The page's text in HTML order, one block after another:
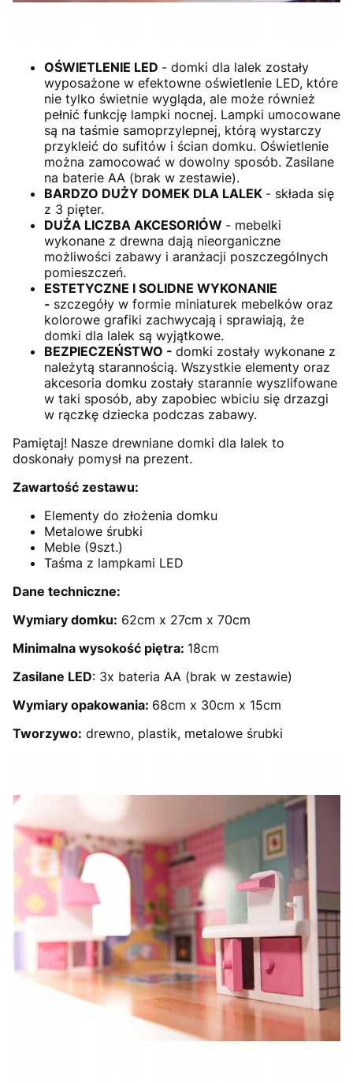
OŚWIETLENIE LED - domki dla lalek zostały
wyposażone w efektowne oświetlenie LED, które
nie tylko świetnie wygląda, ale może również
pełnić funkcję lampki nocnej. Lampki umocowane
są na taśmie samoprzylepnej, którą wystarczy
przykleić do sufitów i ścian domku. Oświetlenie
można zamocować w dowolny sposób. Zasilane
na baterie AA (brak w zestawie).
BARDZO DUŻY DOMEK DLA LALEK - składa się
z 3 pięter.
DUŻA LICZBA AKCESORIÓW - mebelki
wykonane z drewna dają nieorganiczne
możliwości zabawy i aranżacji poszczególnych
pomieszczeń.
ESTETYCZNE I SOLIDNE WYKONANIE
- szczegóły w formie miniaturek mebelków oraz
kolorowe grafiki zachwycają i sprawiają, że
domki dla lalek są wyjątkowe.
BEZPIECZEŃSTWO - domki zostały wykonane z
należytą starannością. Wszystkie elementy oraz
akcesoria domku zostały starannie wyszlifowane
w taki sposób, aby zapobiec wbiciu się drzazgi
w rączkę dziecka podczas zabawy.
Pamiętaj! Nasze drewniane domki dla lalek to
doskonały pomysł na prezent.
Zawartość zestawu:
Elementy do złożenia domku
Metalowe śrubki
Meble (9szt.)
Taśma z lampkami LED
Dane techniczne:
Wymiary domku: 62cm x 27cm x 70cm
Minimalna wysokość piętra: 18cm
Zasilane LED: 3x bateria AA (brak w zestawie)
Wymiary opakowania: 68cm x 30cm x 15cm
Tworzywo: drewno, plastik, metalowe śrubki